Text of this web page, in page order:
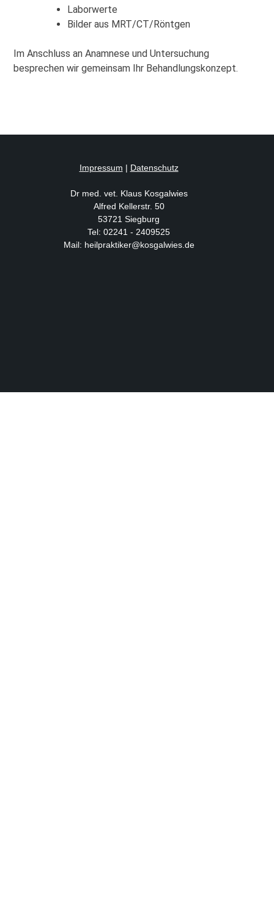
Laborwerte
Bilder aus MRT/CT/Röntgen
Im Anschluss an Anamnese und Untersuchung
besprechen wir gemeinsam Ihr Behandlungskonzept.
Impressum | Datenschutz
Dr med. vet. Klaus Kosgalwies
Alfred Kellerstr. 50
53721 Siegburg
Tel: 02241 - 2409525
Mail: heilpraktiker@kosgalwies.de